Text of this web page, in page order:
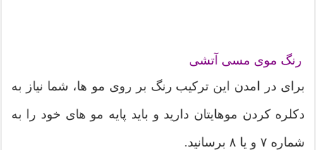
رنگ موی مسی آتشی
برای در امدن این ترکیب رنگ بر روی مو ها، شما نیاز به
دکلره کردن موهایتان دارید و باید پایه مو های خود را به
شماره ۷ و یا ۸ برسانید.